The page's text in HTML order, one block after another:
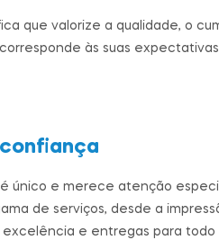
que valorize a qualidade, o
às suas
único e merece atenção
de serviços, desde a
e entregas para